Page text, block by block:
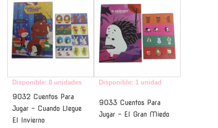
Disponible: 8 unidades
9032 Cuentos Para
Jugar - Cuando Llegue
El Invierno
Disponible: 1 unidad
9033 Cuentos Para
Jugar - El Gran Miedo